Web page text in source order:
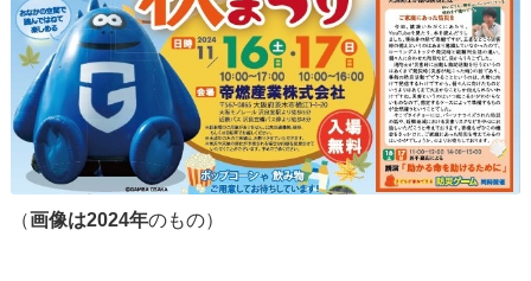
（画像は2024年のもの）